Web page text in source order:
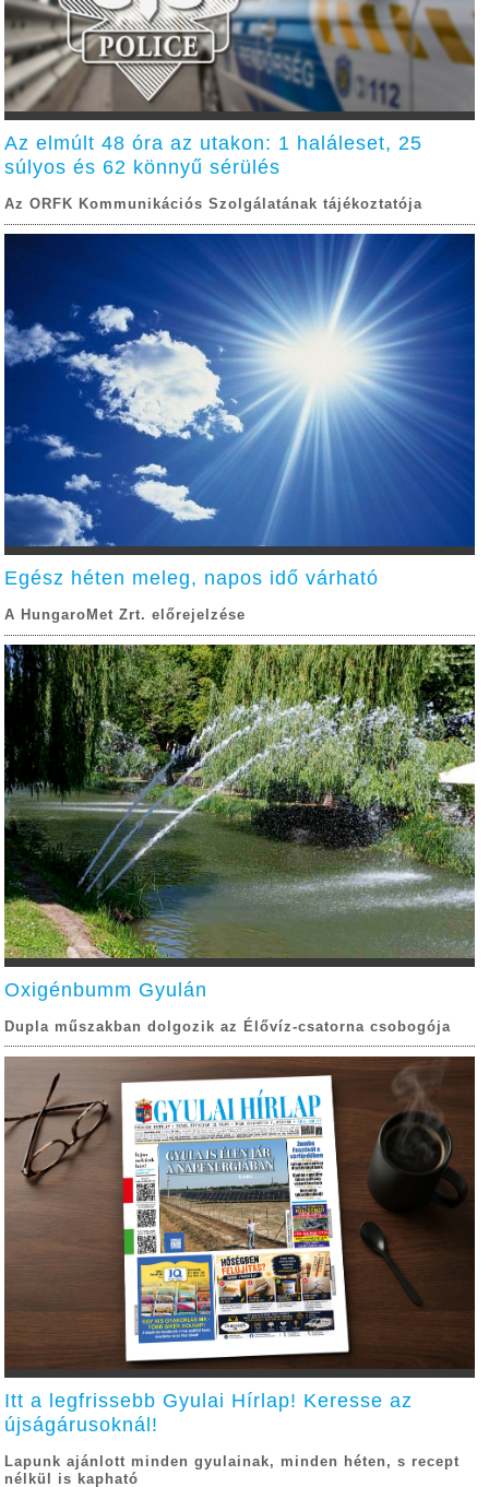
Az elmúlt 48 óra az utakon: 1 haláleset, 25
súlyos és 62 könnyű sérülés
Az ORFK Kommunikációs Szolgálatának tájékoztatója
Egész héten meleg, napos idő várható
A HungaroMet Zrt. előrejelzése
Oxigénbumm Gyulán
Dupla műszakban dolgozik az Élővíz-csatorna csobogója
Itt a legfrissebb Gyulai Hírlap! Keresse az
újságárusoknál!
Lapunk ajánlott minden gyulainak, minden héten, s recept
nélkül is kapható